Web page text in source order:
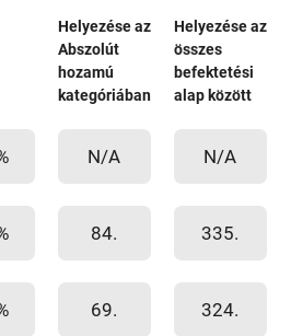
Helyezése az
Abszolút
hozamú
kategóriában
Helyezése az
összes
befektetési
alap között
N/A N/A
84. 335.
69. 324.